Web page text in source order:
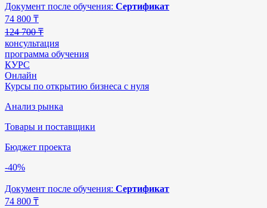
Документ после обучения: Сертификат
74 800 ₸
124 700 ₸
консультация
программа обучения
КУРС
Онлайн
Курсы по открытию бизнеса с нуля
Анализ рынка
Товары и поставщики
Бюджет проекта
-40%
Документ после обучения: Сертификат
74 800 ₸